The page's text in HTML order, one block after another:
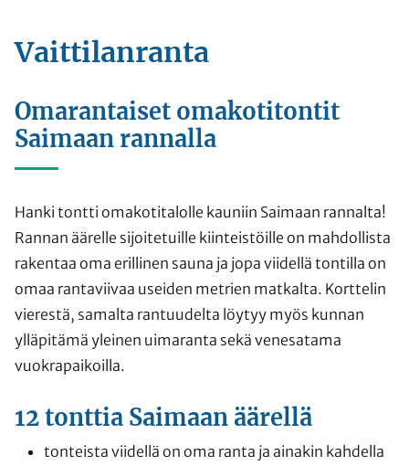
Vaittilanranta
Omarantaiset omakotitontit
Saimaan rannalla
Hanki tontti omakotitalolle kauniin Saimaan rannalta!
Rannan äärelle sijoitetuille kiinteistöille on mahdollista
rakentaa oma erillinen sauna ja jopa viidellä tontilla on
omaa rantaviivaa useiden metrien matkalta. Korttelin
vierestä, samalta rantuudelta löytyy myös kunnan
ylläpitämä yleinen uimaranta sekä venesatama
vuokrapaikoilla.
12 tonttia Saimaan äärellä
tonteista viidellä on oma ranta ja ainakin kahdella